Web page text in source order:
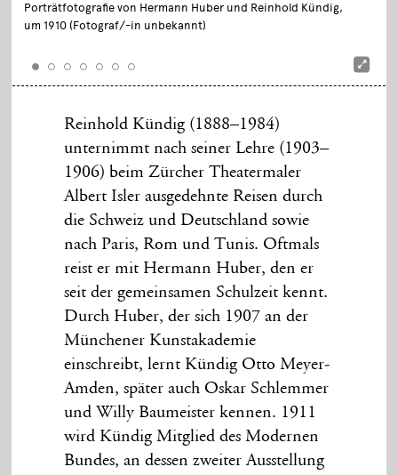
Porträtfotografie von Hermann Huber und Reinhold Kündig,
um 1910 (Fotograf/-in unbekannt)
Reinhold Kündig (1888–1984)
unternimmt nach seiner Lehre (1903–
1906) beim Zürcher Theatermaler
Albert Isler ausgedehnte Reisen durch
die Schweiz und Deutschland sowie
nach Paris, Rom und Tunis. Oftmals
reist er mit Hermann Huber, den er
seit der gemeinsamen Schulzeit kennt.
Durch Huber, der sich 1907 an der
Münchener Kunstakademie
einschreibt, lernt Kündig Otto Meyer-
Amden, später auch Oskar Schlemmer
und Willy Baumeister kennen. 1911
wird Kündig Mitglied des Modernen
Bundes, an dessen zweiter Ausstellung